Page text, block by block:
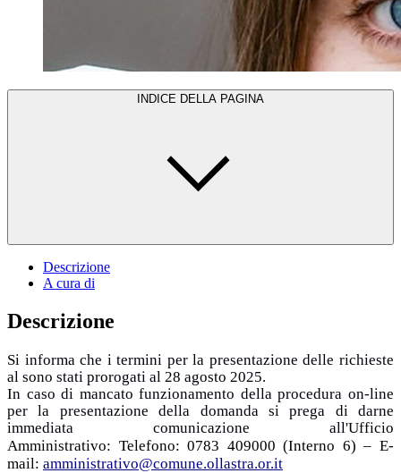
INDICE DELLA PAGINA
Descrizione
A cura di
Descrizione
Si informa che i termini per la presentazione delle richieste
al sono stati prorogati al 28 agosto 2025.
In caso di mancato funzionamento della procedura on-line
per la presentazione della domanda si prega di darne
immediata comunicazione all'Ufficio
Amministrativo: Telefono: 0783 409000 (Interno 6) – E-
mail: amministrativo@comune.ollastra.or.it